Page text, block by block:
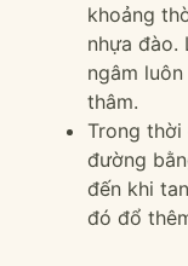
khoảng
nhựa đào.
ngâm
thâm.
Trong thời
đường
đến khi
đó đổ